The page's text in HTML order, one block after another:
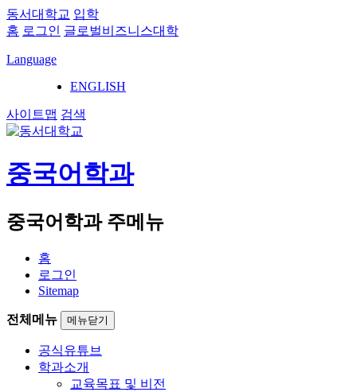
동서대학교 입학
홈 로그인 글로벌비즈니스대학
Language
ENGLISH
사이트맵 검색
중국어학과
중국어학과 주메뉴
홈
로그인
Sitemap
전체메뉴 메뉴닫기
공식유튜브
학과소개
교육목표 및 비전